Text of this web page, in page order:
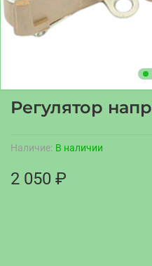
Наличие: В наличии
Регулятор
2 050 ₽